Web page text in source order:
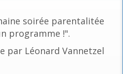
soirée parentalitée
programme !".
par Léonard Vannetzel